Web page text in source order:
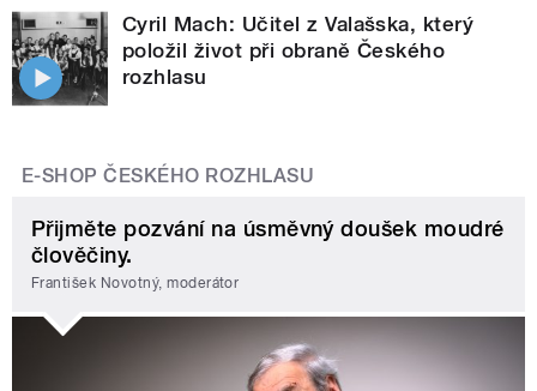
Cyril Mach: Učitel z Valašska, který
položil život při obraně Českého
rozhlasu
E-SHOP ČESKÉHO ROZHLASU
Přijměte pozvání na úsměvný doušek moudré
člověčiny.
František Novotný, moderátor